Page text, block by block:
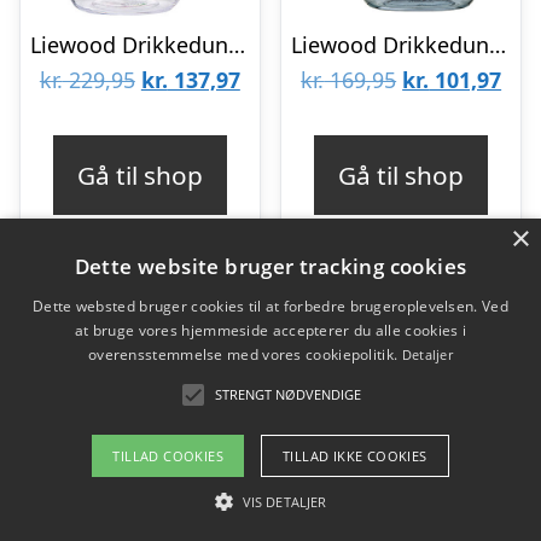
Liewood Drikkedunk – Yang Tritan – 500 ml – Characters/Sandy
kr.229,95 Den
var:
kr. 229,95.
kr. 137,97Den
kr. 137,97.
Gå til shop
Liewood Drikkedunk – Clemence – 350 ml – Sailing/Classic
kr.169,95 Den
var:
kr. 169,95.
kr. 101,97Den
kr.
Gå til shop
-40% -40%
×
Dette website bruger tracking cookies
Dette websted bruger cookies til at forbedre brugeroplevelsen. Ved
at bruge vores hjemmeside accepterer du alle cookies i
overensstemmelse med vores cookiepolitik. Detaljer
STRENGT NØDVENDIGE
TILLAD COOKIES TILLAD IKKE COOKIES
VIS DETALJER